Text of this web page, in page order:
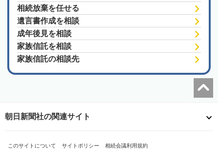
相続放棄を任せる
遺言書作成を相談
成年後見を相談
家族信託を相談
家族信託の相談先
朝日新聞社の関連サイト
このサイトについて サイトポリシー 相続会議利用規約